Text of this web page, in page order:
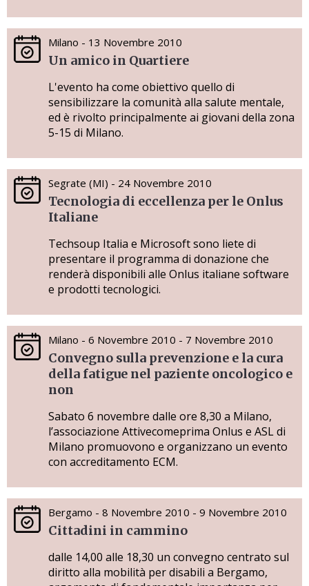
Milano - 13 Novembre 2010
Un amico in Quartiere
L'evento ha come obiettivo quello di
sensibilizzare la comunità alla salute mentale,
ed è rivolto principalmente ai giovani della zona
5-15 di Milano.
Segrate (MI) - 24 Novembre 2010
Tecnologia di eccellenza per le Onlus
Italiane
Techsoup Italia e Microsoft sono liete di
presentare il programma di donazione che
renderà disponibili alle Onlus italiane software
e prodotti tecnologici.
Milano - 6 Novembre 2010 - 7 Novembre 2010
Convegno sulla prevenzione e la cura
della fatigue nel paziente oncologico e
non
Sabato 6 novembre dalle ore 8,30 a Milano,
l’associazione Attivecomeprima Onlus e ASL di
Milano promuovono e organizzano un evento
con accreditamento ECM.
Bergamo - 8 Novembre 2010 - 9 Novembre 2010
Cittadini in cammino
dalle 14,00 alle 18,30 un convegno centrato sul
diritto alla mobilità per disabili a Bergamo,